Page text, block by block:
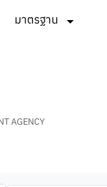
มาตรฐาน
AGENCY